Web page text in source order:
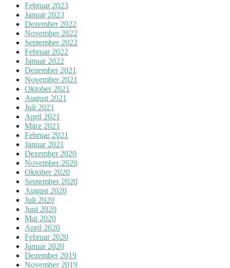
Februar 2023
Januar 2023
Dezember 2022
November 2022
September 2022
Februar 2022
Januar 2022
Dezember 2021
November 2021
Oktober 2021
August 2021
Juli 2021
April 2021
März 2021
Februar 2021
Januar 2021
Dezember 2020
November 2020
Oktober 2020
September 2020
August 2020
Juli 2020
Juni 2020
Mai 2020
April 2020
Februar 2020
Januar 2020
Dezember 2019
November 2019